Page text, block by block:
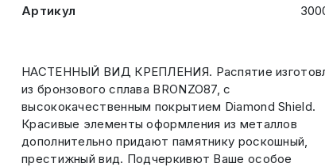
Артикул
НАСТЕННЫЙ ВИД КРЕПЛЕНИЯ. Распятие
из бронзового сплава BRONZO87, с
высококачественным покрытием Diamond Shield.
Красивые элементы оформления из металлов
дополнительно придают памятнику роскошный,
престижный вид. Подчеркивют Ваше особое